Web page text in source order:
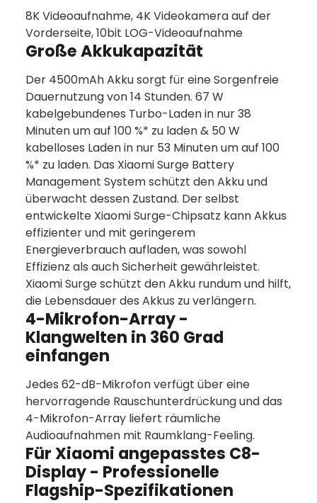
8K Videoaufnahme, 4K Videokamera auf der
Vorderseite, 10bit LOG-Videoaufnahme
Große Akkukapazität
Der 4500mAh Akku sorgt für eine Sorgenfreie
Dauernutzung von 14 Stunden. 67 W
kabelgebundenes Turbo-Laden in nur 38
Minuten um auf 100 %* zu laden & 50 W
kabelloses Laden in nur 53 Minuten um auf 100
%* zu laden. Das Xiaomi Surge Battery
Management System schützt den Akku und
überwacht dessen Zustand. Der selbst
entwickelte Xiaomi Surge-Chipsatz kann Akkus
effizienter und mit geringerem
Energieverbrauch aufladen, was sowohl
Effizienz als auch Sicherheit gewährleistet.
Xiaomi Surge schützt den Akku rundum und hilft,
die Lebensdauer des Akkus zu verlängern.
4-Mikrofon-Array -
Klangwelten in 360 Grad
einfangen
Jedes 62-dB-Mikrofon verfügt über eine
hervorragende Rauschunterdrückung und das
4-Mikrofon-Array liefert räumliche
Audioaufnahmen mit Raumklang-Feeling.
Für Xiaomi angepasstes C8-
Display - Professionelle
Flagship-Spezifikationen